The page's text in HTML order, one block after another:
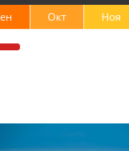
Окт Ноя